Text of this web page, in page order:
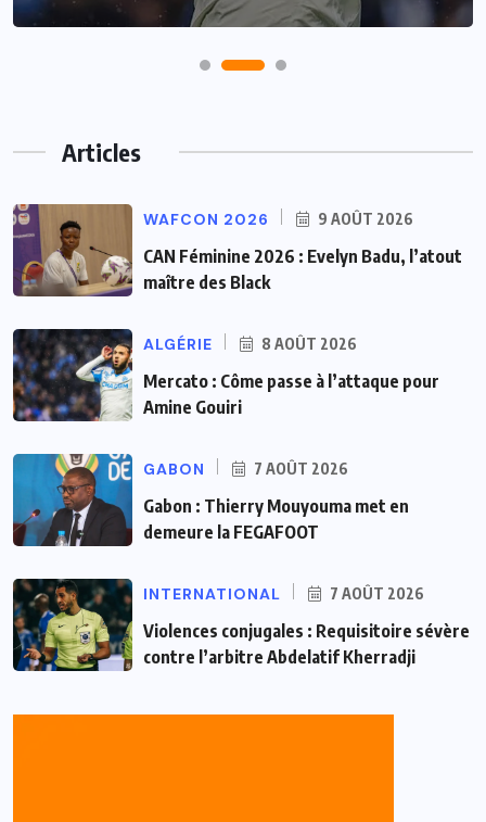
Articles
WAFCON 2026 9 AOÛT 2026
CAN Féminine 2026 : Evelyn Badu, l’atout
maître des Black
ALGÉRIE 8 AOÛT 2026
Mercato : Côme passe à l’attaque pour
Amine Gouiri
GABON 7 AOÛT 2026
Gabon : Thierry Mouyouma met en
demeure la FEGAFOOT
INTERNATIONAL 7 AOÛT 2026
Violences conjugales : Requisitoire sévère
contre l’arbitre Abdelatif Kherradji